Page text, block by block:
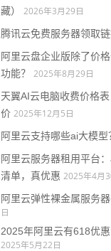
藏）
2026年3月29日
腾讯云免费服务器领取链
阿里云盘企业版除了价
功能？
2025年8月29日
天翼AI云电脑收费价格
价 2025年12月5日
阿里云支持哪些ai大模型
阿里云服务器租用平台
清单，真优惠 2025年4月
阿里云弹性裸金属服务器
日
2025年阿里云有618优
2025年5月22日